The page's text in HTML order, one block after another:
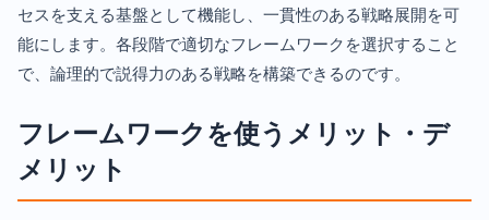
セスを支える基盤として機能し、一貫性のある戦略展開を可
能にします。各段階で適切なフレームワークを選択すること
で、論理的で説得力のある戦略を構築できるのです。
フレームワークを使うメリット・デ
メリット